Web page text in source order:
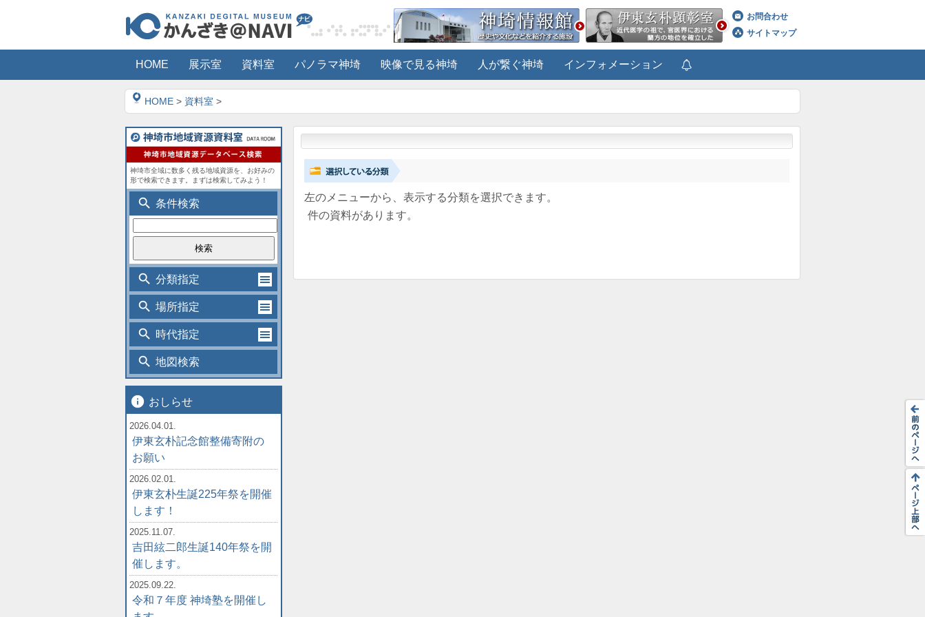
お問合わせ
サイトマップ
HOME 展示室 資料室 パノラマ神埼 映像で見る神埼 人が繋ぐ神埼 インフォメーション
HOME > 資料室 >
左のメニューから、表示する分類を選択できます。
件の資料があります。
神埼市全域に数多く残る地域資源を、お好みの
形で検索できます。まずは検索してみよう！
search 条件検索
search 分類指定
search 場所指定
search 時代指定
search 地図検索
info おしらせ
2026.04.01.
伊東玄朴記念館整備寄附の
お願い
2026.02.01.
伊東玄朴生誕225年祭を開催
します！
2025.11.07.
吉田絃二郎生誕140年祭を開
催します。
2025.09.22.
令和７年度 神埼塾を開催し